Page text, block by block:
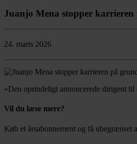
Juanjo Mena stopper
24. marts 2026
»Den oprindeligt annoncerede dirigent
Vil du læse mere?
Køb et årsabonnement og få ubegrænset